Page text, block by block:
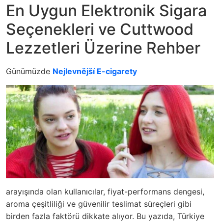
En Uygun Elektronik Sigara
Seçenekleri ve Cuttwood
Lezzetleri Üzerine Rehber
Günümüzde Nejlevnější E-cigarety
arayışında olan kullanıcılar, fiyat-performans dengesi,
aroma çeşitliliği ve güvenilir teslimat süreçleri gibi
birden fazla faktörü dikkate alıyor. Bu yazıda, Türkiye